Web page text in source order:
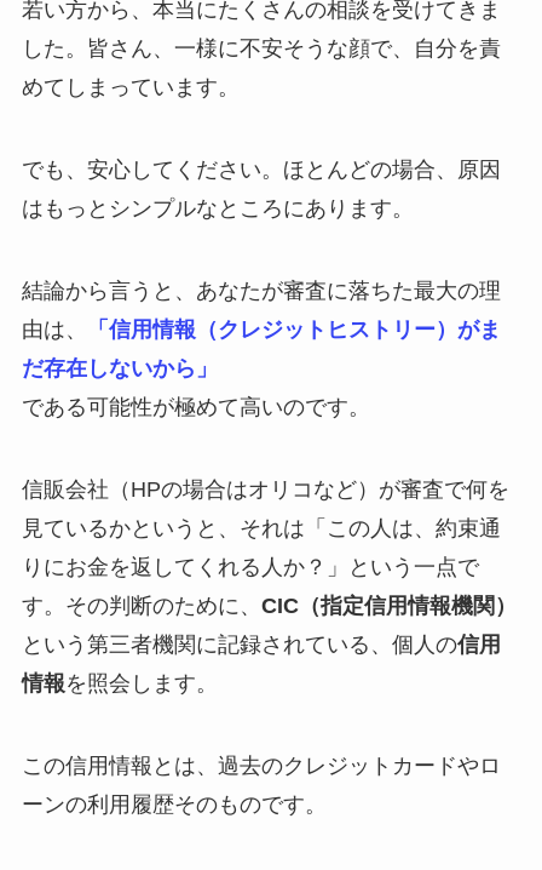
若い方から、本当にたくさんの相談を受けてきま
した。皆さん、一様に不安そうな顔で、自分を責
めてしまっています。
でも、安心してください。ほとんどの場合、原因
はもっとシンプルなところにあります。
結論から言うと、あなたが審査に落ちた最大の理
由は、
「信用情報（クレジットヒストリー）がま
だ存在しないから」
である可能性が極めて高いのです。
信販会社（HPの場合はオリコなど）が審査で何を
見ているかというと、それは「この人は、約束通
りにお金を返してくれる人か？」という一点で
す。その判断のために、 CIC（指定信用情報機関）
という第三者機関に記録されている、個人の信用
情報を照会します。
この信用情報とは、過去のクレジットカードやロ
ーンの利用履歴そのものです。